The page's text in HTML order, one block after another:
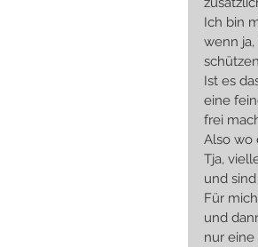
Ich bin
wenn
Ist es
eine
frei
Also wo
Tja,
und
Für
und
nur